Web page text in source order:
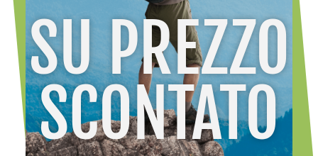
SU PREZZO
SCONTATO